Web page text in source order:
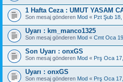
1 Hafta Ceza : UMUT YASAM
Son mesaj gönderen Mod « Pzt Şub
Uyarı : km_manco1325
Son mesaj gönderen Mod « Cmt Oca
Son Uyarı : onxGS
Son mesaj gönderen Mod « Prş Oca
Uyarı : onxGS
Son mesaj gönderen Mod « Prş Oca